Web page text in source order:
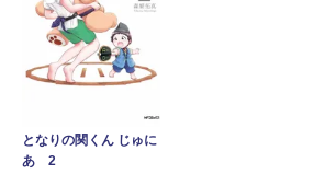
となりの関くん じゅに
あ 2